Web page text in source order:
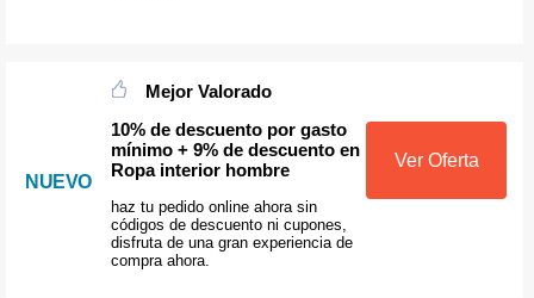
NUEVO
Mejor Valorado
10% de descuento por gasto
mínimo + 9% de descuento en
Ropa interior hombre
haz tu pedido online ahora sin
códigos de descuento ni cupones,
disfruta de una gran experiencia de
compra ahora.
Ver Oferta